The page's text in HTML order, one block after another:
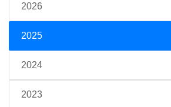
2026
2025
2024
2023